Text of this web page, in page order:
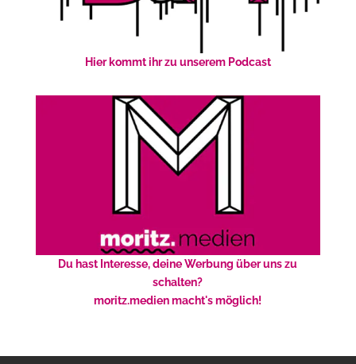
Hier kommt ihr zu unserem Podcast
Du hast Interesse, deine Werbung über uns zu
schalten?
moritz.medien macht's möglich!